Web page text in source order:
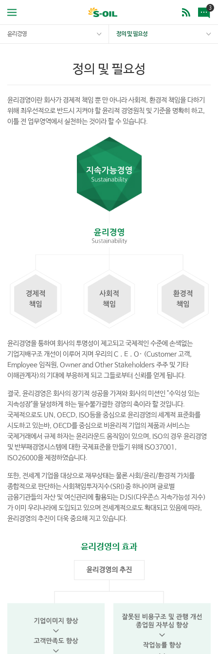
3
윤리경영 정의 및 필요성
정의 및 필요성
윤리경영이란 회사가 경제적 책임 뿐 만 아니라 사회적, 환경적 책임을 다하기
위해 최우선적으로 반드시 지켜야 할 윤리적 경영원칙 및 기준을 명확히 하고,
이틀 전 업무영역에서 실천하는 것이라 할 수 있습니다.
윤리경영을 통하여 회사의 투명성이 제고되고 국제적인 수준에 손색없는
기업지배구조 개선이 이루어 지며 우리의 C．E．O· (Customer 고객,
Employee 임직원, Owner and Other Stakeholders 주주 및 기타
이해관계자)의 기대에 부응하게 되고 그들로부터 신뢰를 얻게 됩니다.
결국, 윤리경영은 회사의 장기적 성공을 가져와 회사의 미션인 "수익성 있는
지속성장"을 달성하게 하는 필수불가결한 경영의 축이라 할 것입니다.
국제적으로도 UN, OECD, ISO등을 중심으로 윤리경영의 세계적 표준화를
시도하고 있는바, OECD를 중심으로 비윤리적 기업의 제품과 서비스는
국제거래에서 규제 하자는 윤리라운드 움직임이 있으며, ISO의 경우 윤리경영
및 반부패경영시스템에 대한 국제표준을 만들기 위해 ISO37001,
ISO26000을 제정하였습니다.
또한, 전세계 기업을 대상으로 재무상태는 물론 사회/윤리/환경적 가치를
종합적으로 판단하는 사회책임투자지수(SRI)중 하나이며 글로벌
금융기관들의 자산 및 여신관리에 활용되는 DJSI(다우존스 지속가능성 지수)
가 이미 우리나라에 도입되고 있으며 전세계적으로도 확대되고 있음에 따라,
윤리경영의 추진이 더욱 중요해 지고 있습니다.
윤리경영의 효과